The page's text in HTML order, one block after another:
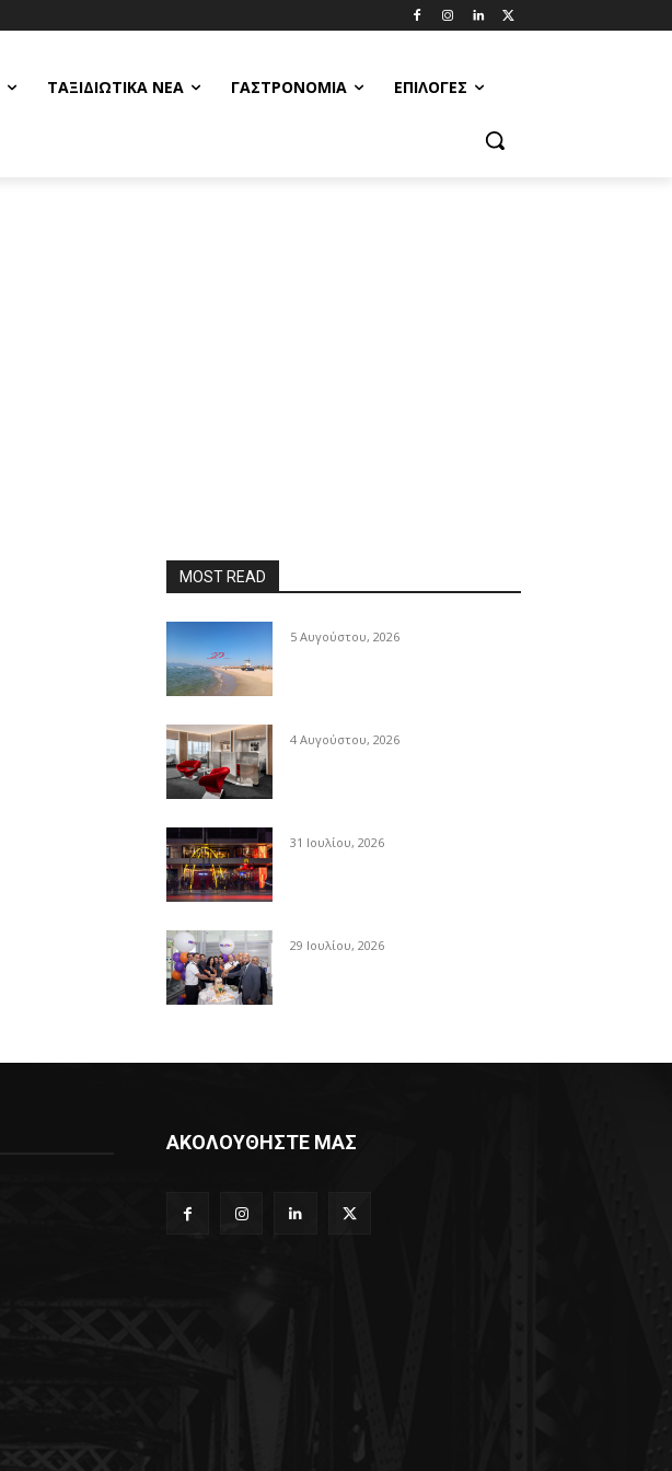
ΤΑΞΙΔΙΩΤΙΚΆ ΝΈΑ ΓΑΣΤΡΟΝΟΜΊΑ ΕΠΙΛΟΓΈΣ
MOST READ
5 Αυγούστου, 2026
4 Αυγούστου, 2026
31 Ιουλίου, 2026
29 Ιουλίου, 2026
ΑΚΟΛΟΥΘΗΣΤΕ ΜΑΣ